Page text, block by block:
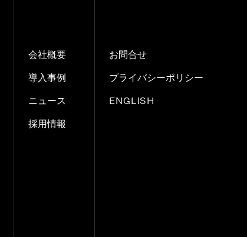
会社概要
導入事例
ニュース
採用情報
お問合せ
プライバシーポリシー
ENGLISH